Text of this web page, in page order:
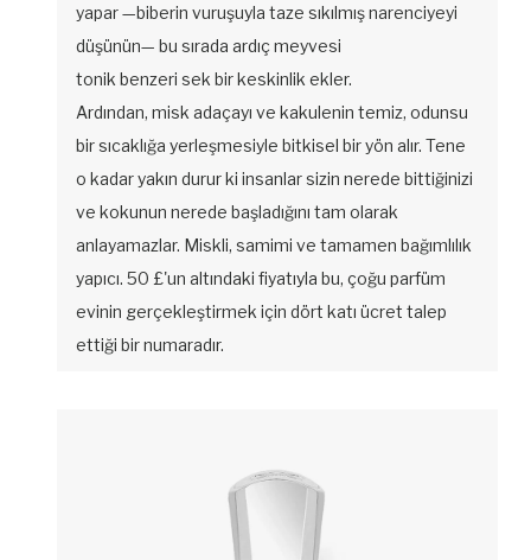
yapar —biberin vuruşuyla taze sıkılmış narenciyeyi
düşünün— bu sırada ardıç meyvesi
tonik benzeri sek bir keskinlik ekler.
Ardından, misk adaçayı ve kakulenin temiz, odunsu
bir sıcaklığa yerleşmesiyle bitkisel bir yön alır. Tene
o kadar yakın durur ki insanlar sizin nerede bittiğinizi
ve kokunun nerede başladığını tam olarak
anlayamazlar. Miskli, samimi ve tamamen bağımlılık
yapıcı. 50 £'un altındaki fiyatıyla bu, çoğu parfüm
evinin gerçekleştirmek için dört katı ücret talep
ettiği bir numaradır.